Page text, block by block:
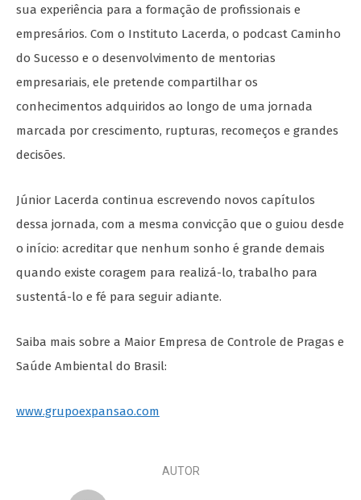
sua experiência para a formação de profissionais e
empresários. Com o Instituto Lacerda, o podcast Caminho
do Sucesso e o desenvolvimento de mentorias
empresariais, ele pretende compartilhar os
conhecimentos adquiridos ao longo de uma jornada
marcada por crescimento, rupturas, recomeços e grandes
decisões.
Júnior Lacerda continua escrevendo novos capítulos
dessa jornada, com a mesma convicção que o guiou desde
o início: acreditar que nenhum sonho é grande demais
quando existe coragem para realizá-lo, trabalho para
sustentá-lo e fé para seguir adiante.
Saiba mais sobre a Maior Empresa de Controle de Pragas e
Saúde Ambiental do Brasil:
www.grupoexpansao.com
AUTOR